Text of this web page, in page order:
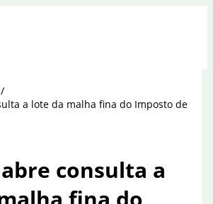
a lote da malha fina do Imposto de
consulta a